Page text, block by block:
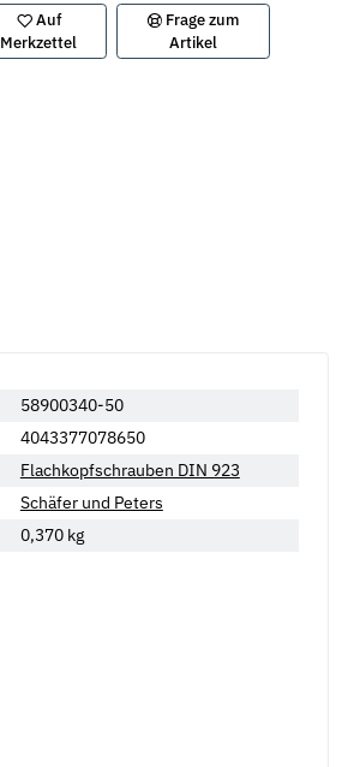
Auf
Merkzettel
Frage zum
Artikel
58900340-50
4043377078650
Flachkopfschrauben DIN 923
Schäfer und Peters
0,370 kg